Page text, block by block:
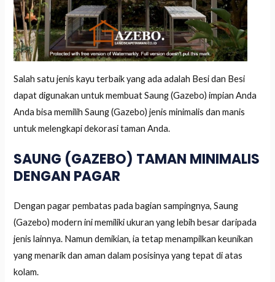
Salah satu jenis kayu terbaik yang ada adalah Besi dan Besi
dapat digunakan untuk membuat Saung (Gazebo) impian Anda
Anda bisa memilih Saung (Gazebo) jenis minimalis dan manis
untuk melengkapi dekorasi taman Anda.
SAUNG (GAZEBO) TAMAN MINIMALIS
DENGAN PAGAR
Dengan pagar pembatas pada bagian sampingnya, Saung
(Gazebo) modern ini memiliki ukuran yang lebih besar daripada
jenis lainnya. Namun demikian, ia tetap menampilkan keunikan
yang menarik dan aman dalam posisinya yang tepat di atas
kolam.